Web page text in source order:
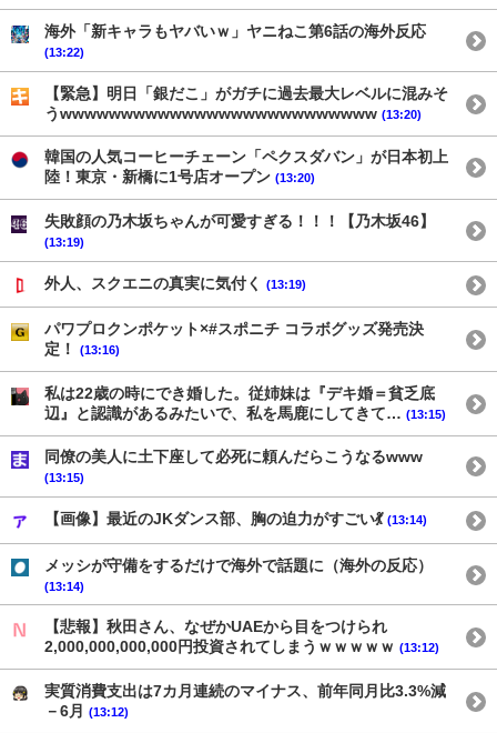
海外「新キャラもヤバいｗ」ヤニねこ第6話の海外反応
(13:22)
【緊急】明日「銀だこ」がガチに過去最大レベルに混みそ
うwwwwwwwwwwwwwwwwwwwwwwwwww (13:20)
韓国の人気コーヒーチェーン「ペクスダバン」が日本初上
陸！東京・新橋に1号店オープン (13:20)
失敗顔の乃木坂ちゃんが可愛すぎる！！！【乃木坂46】
(13:19)
外人、スクエニの真実に気付く (13:19)
パワプロクンポケット×#スポニチ コラボグッズ発売決
定！
(13:16)
私は22歳の時にでき婚した。従姉妹は『デキ婚＝貧乏底
辺』と認識があるみたいで、私を馬鹿にしてきて… (13:15)
同僚の美人に土下座して必死に頼んだらこうなるwww
(13:15)
【画像】最近のJKダンス部、胸の迫力がすごい💃 (13:14)
メッシが守備をするだけで海外で話題に（海外の反応）
(13:14)
【悲報】秋田さん、なぜかUAEから目をつけられ
2,000,000,000,000円投資されてしまうｗｗｗｗｗ (13:12)
実質消費支出は7カ月連続のマイナス、前年同月比3.3%減
－6月
(13:12)